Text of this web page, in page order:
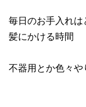
毎日のお手入れ
髪にかける時間
不器用とか色々や